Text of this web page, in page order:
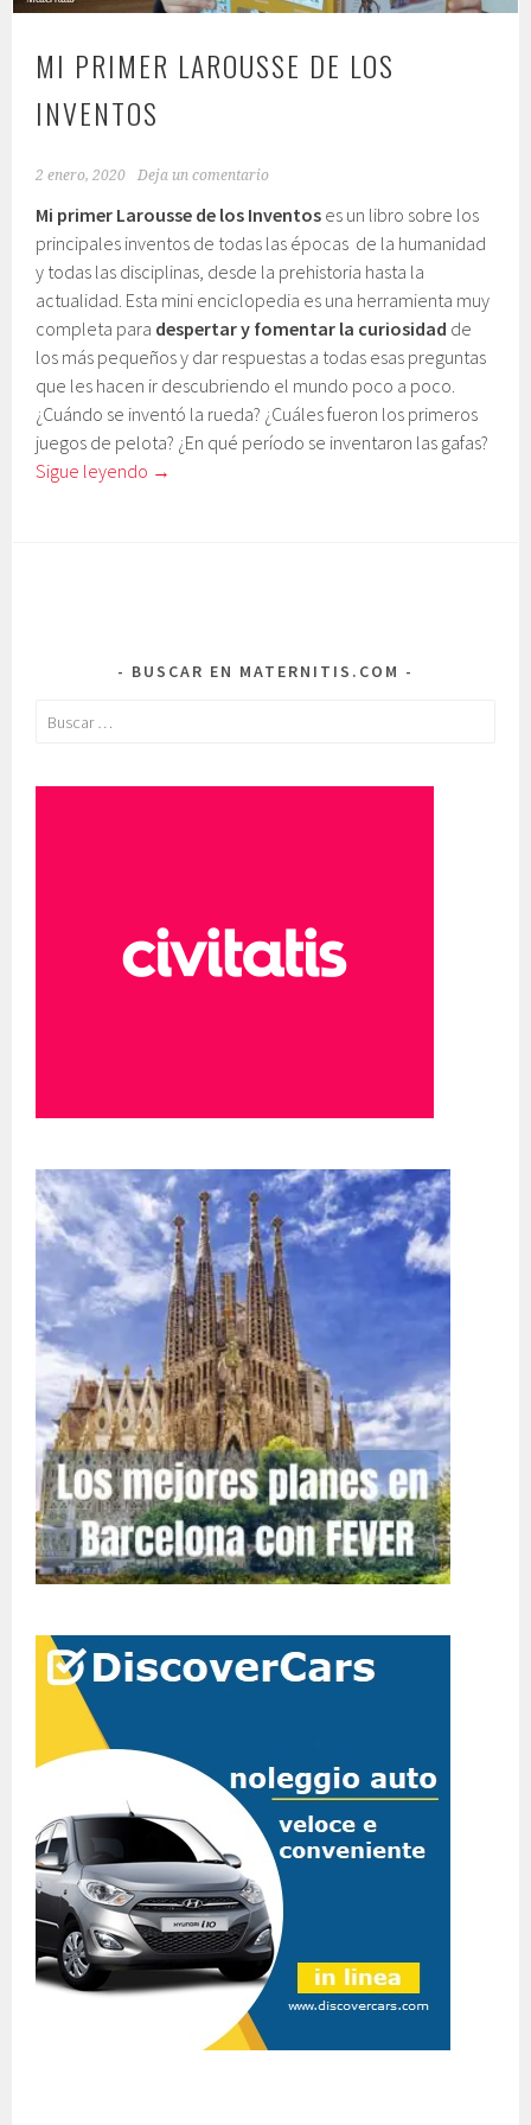
MI PRIMER LAROUSSE DE LOS
INVENTOS
2 enero, 2020 Deja un comentario
Mi primer Larousse de los Inventos es un libro sobre los
principales inventos de todas las épocas de la humanidad
y todas las disciplinas, desde la prehistoria hasta la
actualidad. Esta mini enciclopedia es una herramienta muy
completa para despertar y fomentar la curiosidad de
los más pequeños y dar respuestas a todas esas preguntas
que les hacen ir descubriendo el mundo poco a poco.
¿Cuándo se inventó la rueda? ¿Cuáles fueron los primeros
juegos de pelota? ¿En qué período se inventaron las gafas?
Sigue leyendo →
BUSCAR EN MATERNITIS.COM
Buscar: